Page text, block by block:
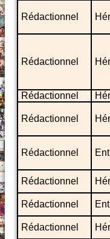
Rédactionnel
Rédactionnel
Rédactionnel
Rédactionnel
Rédactionnel
Rédactionnel
Rédactionnel
Rédactionnel